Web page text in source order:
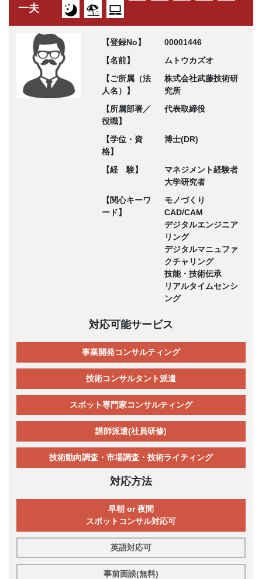
一夫
【登録No】
00001446
【名前】
ムトウカズオ
【ご所属（法
人名）】
株式会社武藤技術研
究所
【所属部署／
役職】
代表取締役
【学位・資
格】
博士(DR)
【経 験】
マネジメント経験者
大学研究者
【関心キーワ
ード】
モノづくり
CAD/CAM
デジタルエンジニア
リング
デジタルマニュファ
クチャリング
技能・技術伝承
リアルタイムセンシ
ング
対応可能サービス
事業開発コンサルティング
技術コンサルタント派遣
スポット専門家コンサルティング
講師派遣(社員研修)
技術動向調査・市場調査・技術ライティング
対応方法
早朝 or 夜間
スポットコンサル対応可
英語対応可
事前面談(無料)